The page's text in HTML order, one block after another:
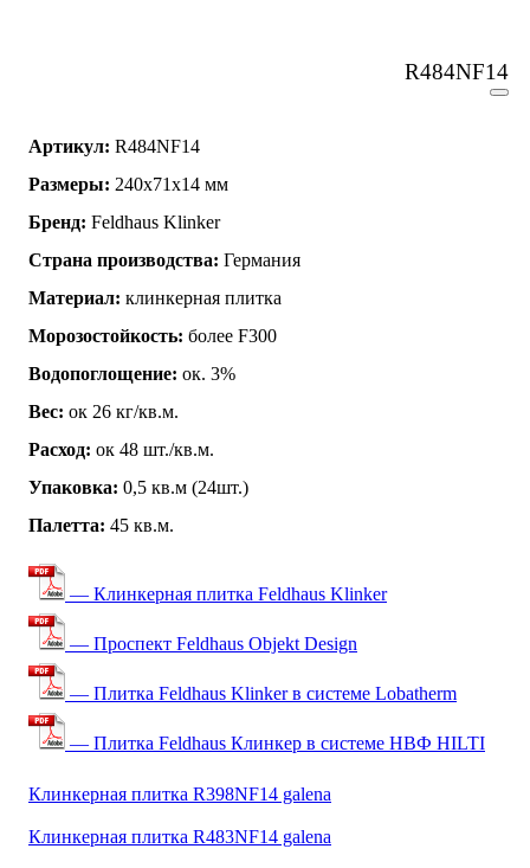
R484NF14
Артикул: R484NF14
Размеры: 240x71x14 мм
Бренд: Feldhaus Klinker
Страна производства: Германия
Материал: клинкерная плитка
Морозостойкость: более F300
Водопоглощение: ок. 3%
Вес: ок 26 кг/кв.м.
Расход: ок 48 шт./кв.м.
Упаковка: 0,5 кв.м (24шт.)
Палетта: 45 кв.м.
— Клинкерная плитка Feldhaus Klinker
— Проспект Feldhaus Objekt Design
— Плитка Feldhaus Klinker в системе Lobatherm
— Плитка Feldhaus Клинкер в системе НВФ HILTI
Клинкерная плитка R398NF14 galena
Клинкерная плитка R483NF14 galena